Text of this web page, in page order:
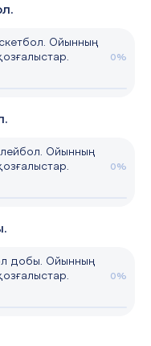
Ойынның
0%
Ойынның
0%
добы. Ойынның
0%